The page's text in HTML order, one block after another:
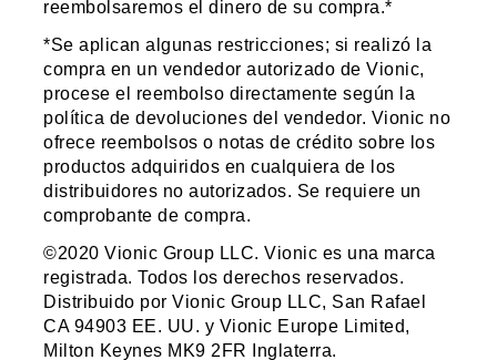
reembolsaremos el dinero de su compra.*
*Se aplican algunas restricciones; si realizó la
compra en un vendedor autorizado de Vionic,
procese el reembolso directamente según la
política de devoluciones del vendedor. Vionic no
ofrece reembolsos o notas de crédito sobre los
productos adquiridos en cualquiera de los
distribuidores no autorizados. Se requiere un
comprobante de compra.
©2020 Vionic Group LLC. Vionic es una marca
registrada. Todos los derechos reservados.
Distribuido por Vionic Group LLC, San Rafael
CA 94903 EE. UU. y Vionic Europe Limited,
Milton Keynes MK9 2FR Inglaterra.